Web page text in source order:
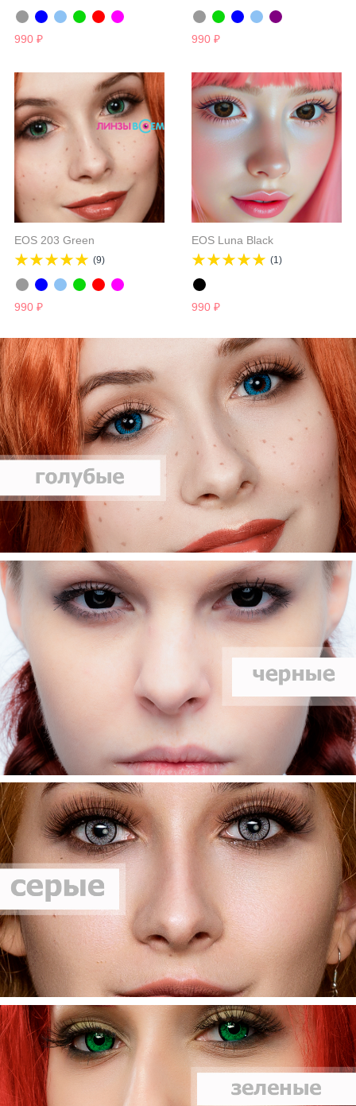
990 ₽ 990 ₽
EOS 203 Green
(9)
990 ₽
EOS Luna Black
(1)
990 ₽